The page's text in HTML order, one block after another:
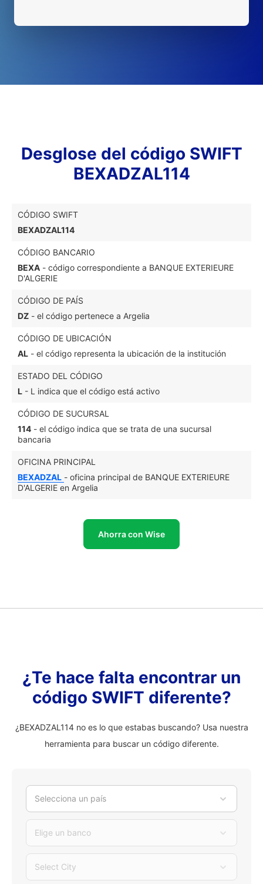
Desglose del código SWIFT
BEXADZAL114
CÓDIGO SWIFT
BEXADZAL114
CÓDIGO BANCARIO
BEXA - código correspondiente a BANQUE EXTERIEURE
D'ALGERIE
CÓDIGO DE PAÍS
DZ - el código pertenece a Argelia
CÓDIGO DE UBICACIÓN
AL - el código representa la ubicación de la institución
ESTADO DEL CÓDIGO
L - L indica que el código está activo
CÓDIGO DE SUCURSAL
114 - el código indica que se trata de una sucursal
bancaria
OFICINA PRINCIPAL
BEXADZAL - oficina principal de BANQUE EXTERIEURE
D'ALGERIE en Argelia
Ahorra con Wise
¿Te hace falta encontrar un
código SWIFT diferente?
¿BEXADZAL114 no es lo que estabas buscando? Usa nuestra
herramienta para buscar un código diferente.
Selecciona un país
Elige un banco
Select City